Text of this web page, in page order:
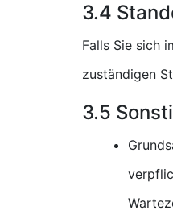
3.4
Falls Sie sich
zuständigen
3.5